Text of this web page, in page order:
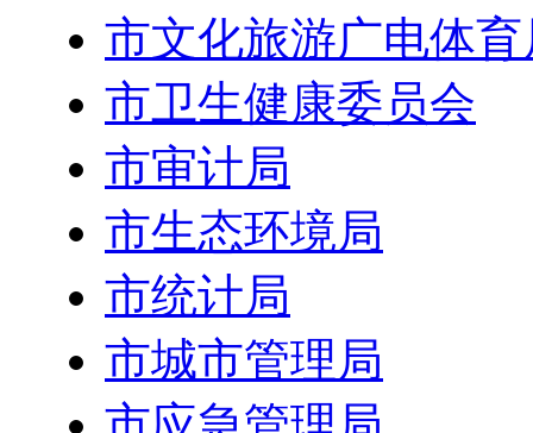
市文化旅游广电体育
市卫生健康委员会
市审计局
市生态环境局
市统计局
市城市管理局